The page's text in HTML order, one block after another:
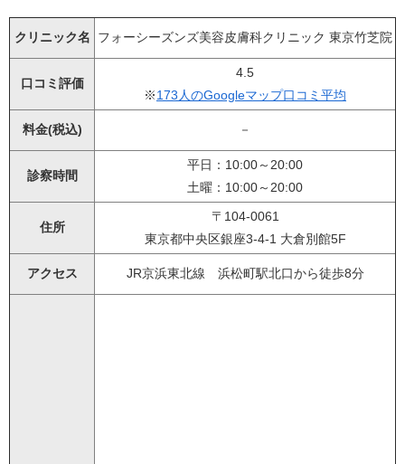
クリニック名 フォーシーズンズ美容皮膚科クリニック 東京竹芝院
口コミ評価
4.5
※173人のGoogleマップ口コミ平均
料金(税込) －
診察時間
平日：10:00～20:00
土曜：10:00～20:00
住所
〒104-0061
東京都中央区銀座3-4-1 大倉別館5F
アクセス JR京浜東北線 浜松町駅北口から徒歩8分